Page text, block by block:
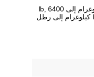
6400 كيلوغرام إلى lbs, 6400 كيلوغرام إلى lb, 6400